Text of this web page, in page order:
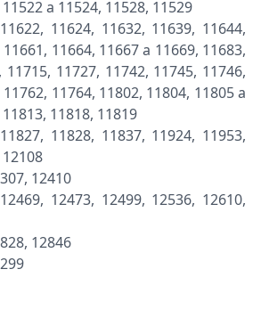
a 11524, 11528, 11529
11624, 11632, 11639, 11644,
11664, 11667 a 11669, 11683,
11715, 11727, 11742, 11745, 11746,
11764, 11802, 11804, 11805 a
11818, 11819
11828, 11837, 11924, 11953,
12410
12473, 12499, 12536, 12610,
12846